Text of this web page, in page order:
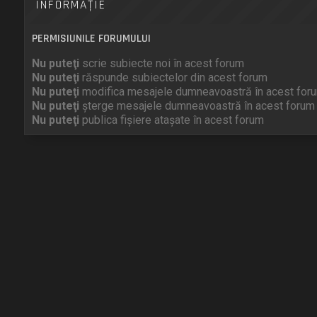
INFORMAŢIE
PERMISIUNILE FORUMULUI
Nu puteţi scrie subiecte noi în acest forum
Nu puteţi răspunde subiectelor din acest forum
Nu puteţi modifica mesajele dumneavoastră în acest
Nu puteţi şterge mesajele dumneavoastră în acest forum
Nu puteţi publica fişiere ataşate în acest forum